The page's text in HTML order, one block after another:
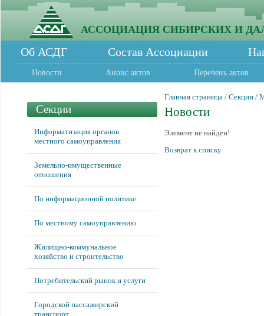
АССОЦИАЦИЯ СИБИРСКИХ И
Об АСДГ Состав Ассоциации
Новости Анонс актов Перечень актов
Секции
Информатизация органов
местного самоуправления
Земельно-имущественные
отношения
По информационной политике
По местному самоуправлению
Жилищно-коммунальное
хозяйство и строительство
Потребительский рынок и услуги
Городской пассажирский
транспорт
Главная страница / Секции /
Новости
Элемент не найден!
Возврат к списку